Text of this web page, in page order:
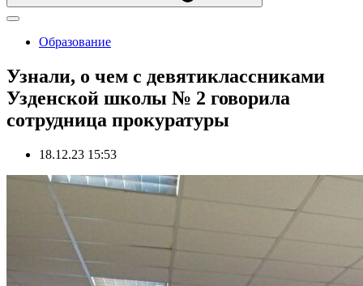
Образование
Узнали, о чем с девятиклассниками
Узденской школы № 2 говорила
сотрудница прокуратуры
18.12.23 15:53